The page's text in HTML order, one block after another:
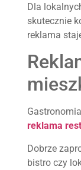
Dla
skutecznie
reklama
reklama
Dobrze
bistro czy